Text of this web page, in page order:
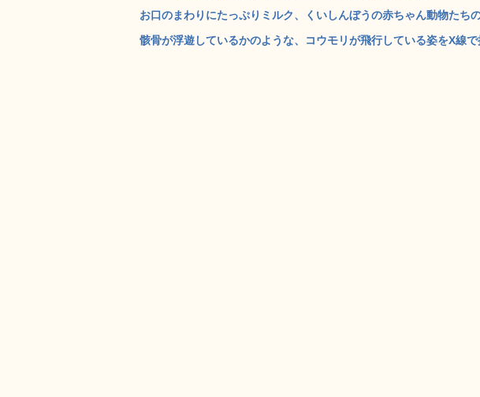
お口のまわりにたっぷりミルク、くいしんぼうの赤ちゃん動物たち
骸骨が浮遊しているかのような、コウモリが飛行している姿をX線